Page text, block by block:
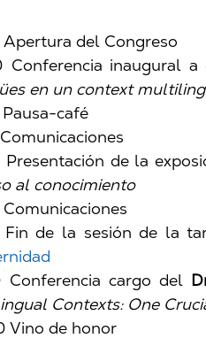
Apertura del Congreso
Conferencia inaugural a
en un context
Pausa-café
Presentación de la
al conocimiento
Comunicaciones
Fin de la sesión de la
Conferencia cargo del
Contexts: One
Vino de honor